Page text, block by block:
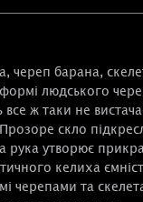
череп барана,
людського
все ж таки не
скло
рука утворює
келиха
черепами та